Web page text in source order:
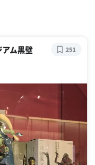
ム黒壁 251